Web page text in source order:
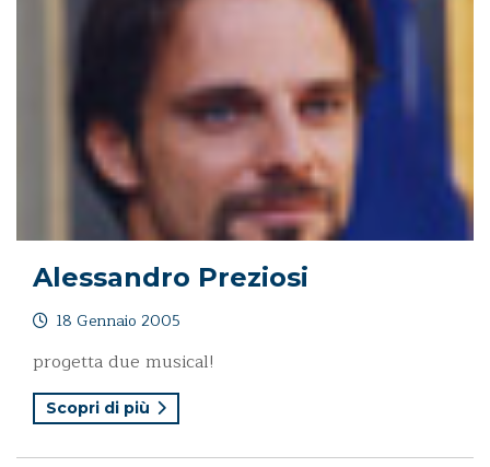
Alessandro Preziosi
18 Gennaio 2005
progetta due musical!
Scopri di più